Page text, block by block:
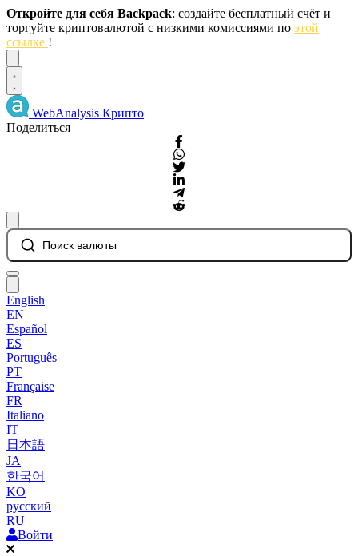
Откройте для себя Backpack: создайте бесплатный счёт и
торгуйте криптовалютой с низкими комиссиями по этой
ссылке !
WebAnalysis Крипто
Поделиться
Поиск валюты
English
EN
Español
ES
Português
PT
Française
FR
Italiano
IT
日本語
JA
한국어
KO
русский
RU
Войти